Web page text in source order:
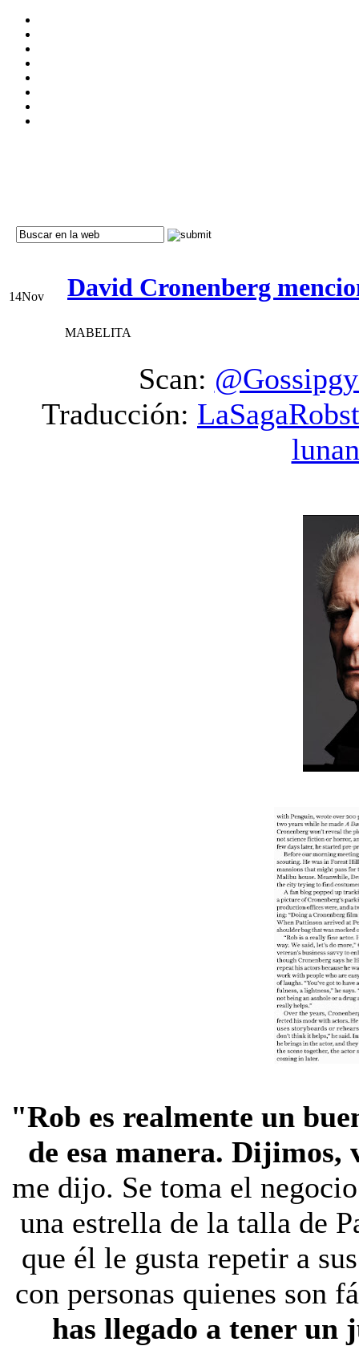
14Nov David Cronenberg
MABELITA
Scan:
Traducción:
"Rob es realmente un
de esa manera. Dijimos,
me dijo. Se toma el
una estrella de la talla de
que él le gusta repetir a
con personas quienes son
has llegado a tener un